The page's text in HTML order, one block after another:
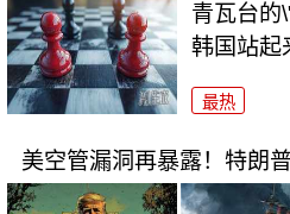
青瓦台的
韩国站起
最热
美空管漏洞再暴露！特朗